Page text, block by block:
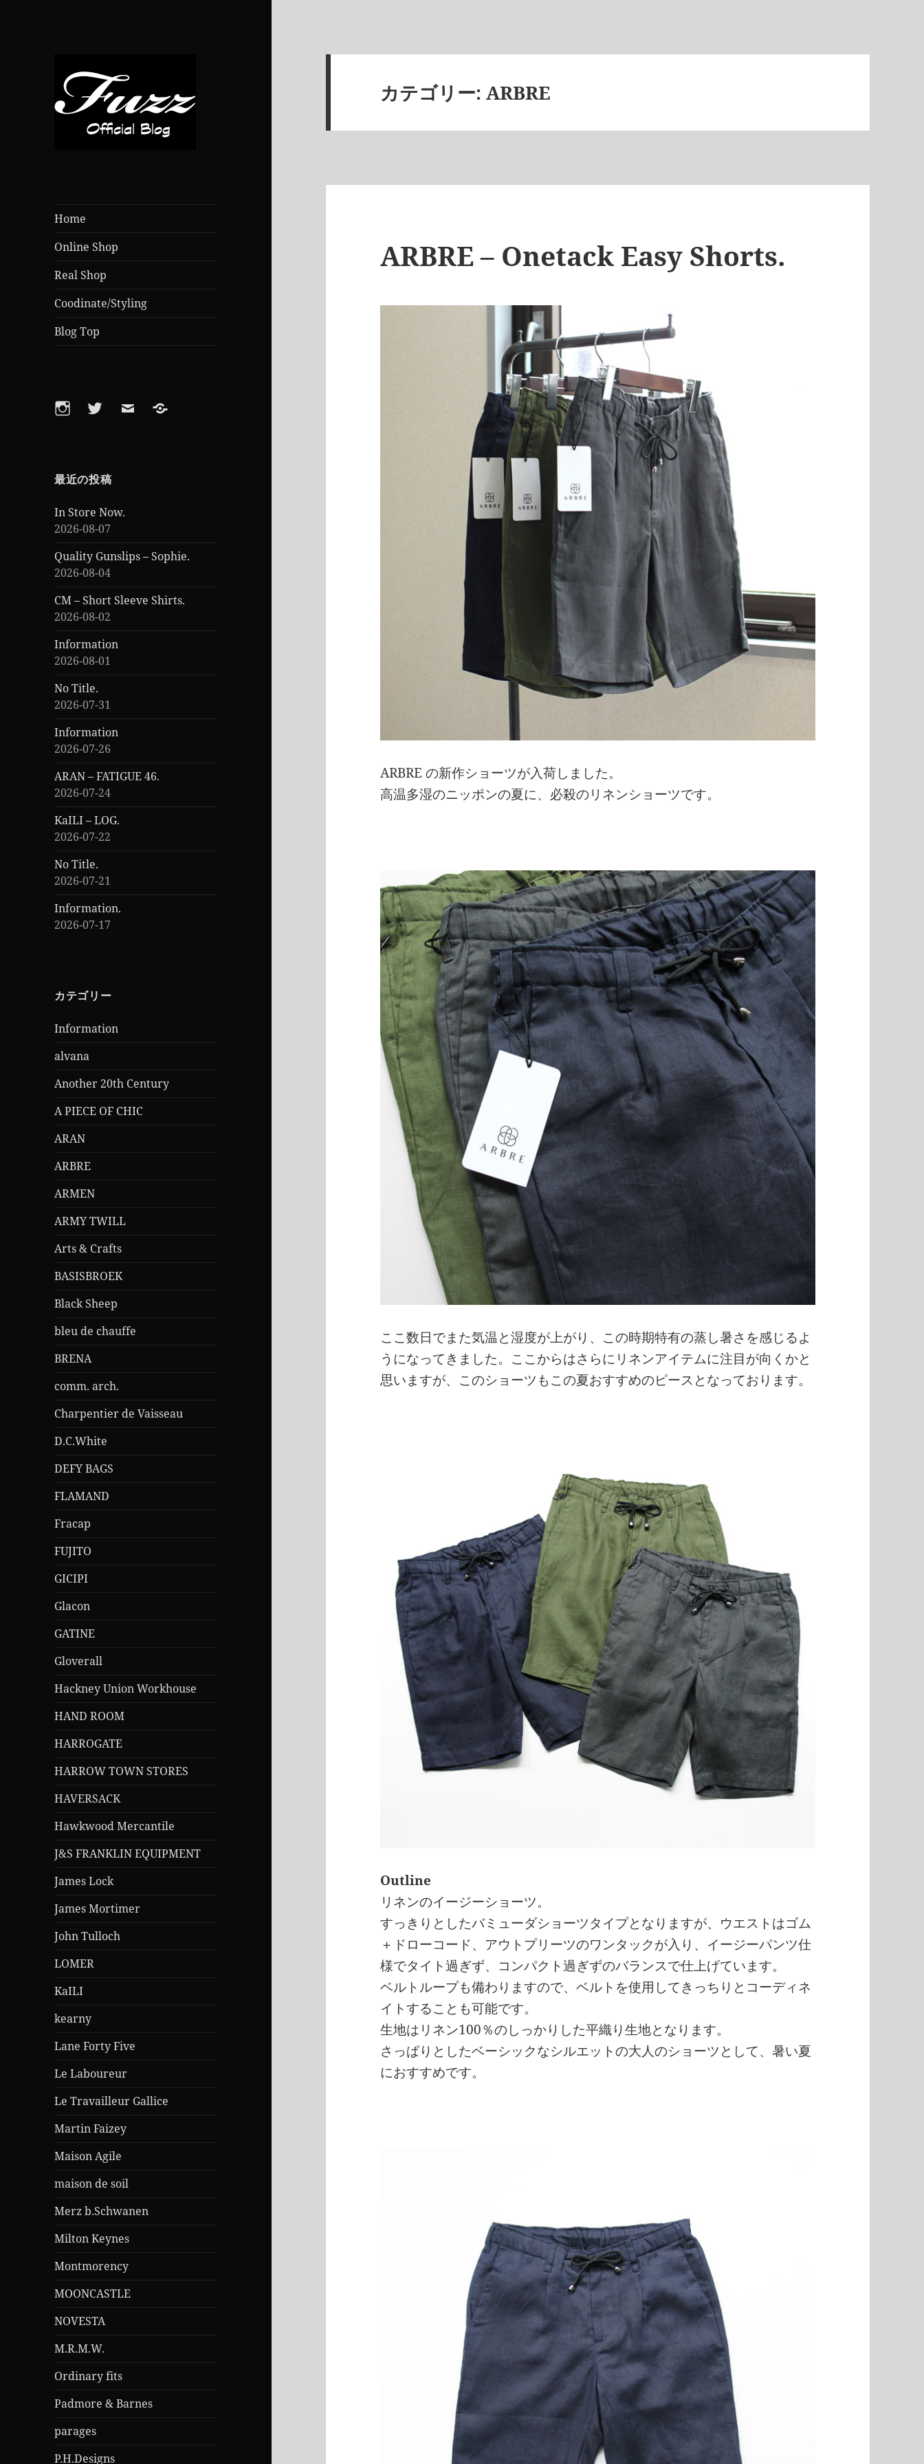
Home
Online Shop
Real Shop
Coodinate/Styling
Blog Top
InstagramTwitterEmailFeed
最近の投稿
In Store Now.
2026-08-07
Quality Gunslips – Sophie.
2026-08-04
CM – Short Sleeve Shirts.
2026-08-02
Information
2026-08-01
No Title.
2026-07-31
Information
2026-07-26
ARAN – FATIGUE 46.
2026-07-24
KaILI – LOG.
2026-07-22
No Title.
2026-07-21
Information.
2026-07-17
カテゴリー
Information
alvana
Another 20th Century
A PIECE OF CHIC
ARAN
ARBRE
ARMEN
ARMY TWILL
Arts & Crafts
BASISBROEK
Black Sheep
bleu de chauffe
BRENA
comm. arch.
Charpentier de Vaisseau
D.C.White
DEFY BAGS
FLAMAND
Fracap
FUJITO
GICIPI
Glacon
GATINE
Gloverall
Hackney Union Workhouse
HAND ROOM
HARROGATE
HARROW TOWN STORES
HAVERSACK
Hawkwood Mercantile
J&S FRANKLIN EQUIPMENT
James Lock
James Mortimer
John Tulloch
LOMER
KaILI
kearny
Lane Forty Five
Le Laboureur
Le Travailleur Gallice
Martin Faizey
Maison Agile
maison de soil
Merz b.Schwanen
Milton Keynes
Montmorency
MOONCASTLE
NOVESTA
M.R.M.W.
Ordinary fits
Padmore & Barnes
parages
P.H.Designs
カテゴリー:ARBRE
ARBRE – Onetack Easy Shorts.
ARBRE の新作ショーツが入荷しました。
高温多湿のニッポンの夏に、必殺のリネンショーツです。
ここ数日でまた気温と湿度が上がり、この時期特有の蒸し暑さを感じるよ
うになってきました。ここからはさらにリネンアイテムに注目が向くかと
思いますが、このショーツもこの夏おすすめのピースとなっております。
Outline
リネンのイージーショーツ。
すっきりとしたバミューダショーツタイプとなりますが、ウエストはゴム
＋ドローコード、アウトプリーツのワンタックが入り、イージーパンツ仕
様でタイト過ぎず、コンパクト過ぎずのバランスで仕上げています。
ベルトループも備わりますので、ベルトを使用してきっちりとコーディネ
イトすることも可能です。
生地はリネン100％のしっかりした平織り生地となります。
さっぱりとしたベーシックなシルエットの大人のショーツとして、暑い夏
におすすめです。